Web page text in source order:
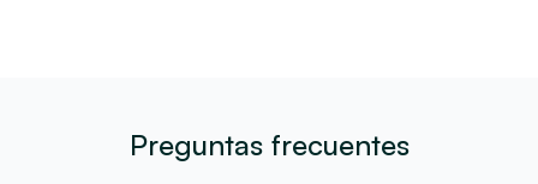
Preguntas frecuentes